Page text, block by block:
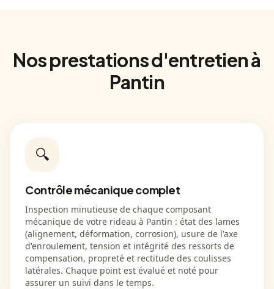
Nos prestations d'entretien à
Pantin
🔍
Contrôle mécanique complet
Inspection minutieuse de chaque composant
mécanique de votre rideau à Pantin : état des lames
(alignement, déformation, corrosion), usure de l'axe
d'enroulement, tension et intégrité des ressorts de
compensation, propreté et rectitude des coulisses
latérales. Chaque point est évalué et noté pour
assurer un suivi dans le temps.